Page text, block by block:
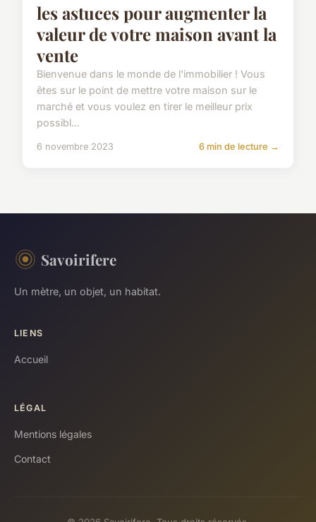
les astuces pour augmenter la
valeur de votre maison avant la
vente
Bienvenue dans le monde de l'immobilier ! Vous
êtes sur le point de mettre votre maison sur le
marché et vous voulez en tirer le meilleur prix
possibl...
6 novembre 2023 6 min de lecture →
Savoirifere
Un mètre, un objet, un habitat.
LIENS
Accueil
LÉGAL
Mentions légales
Contact